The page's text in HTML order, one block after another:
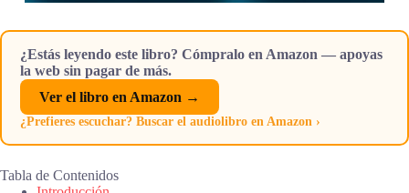
¿Estás leyendo este libro? Cómpralo en Amazon — apoyas
la web sin pagar de más.
Ver el libro en Amazon →
¿Prefieres escuchar? Buscar el audiolibro en Amazon ›
Tabla de Contenidos